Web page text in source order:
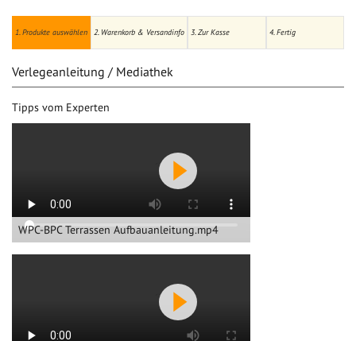
1. Produkte auswählen 2. Warenkorb & Versandinfo 3. Zur Kasse 4. Fertig
Verlegeanleitung / Mediathek
Tipps vom Experten
WPC-BPC Terrassen Aufbauanleitung.mp4